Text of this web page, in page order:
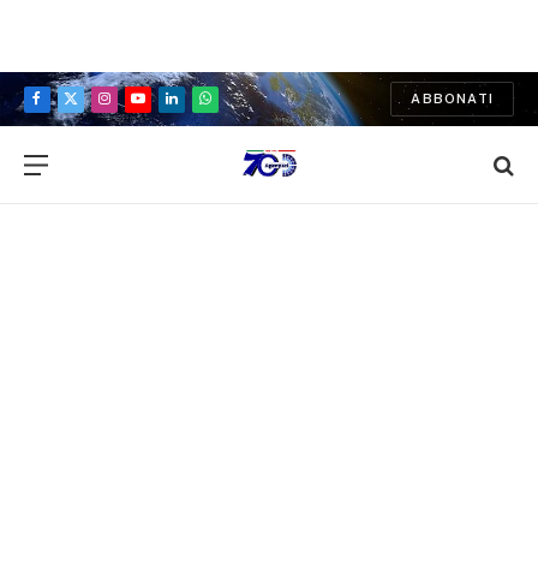
Facebook
X
Instagram
YouTubeLinkedInWhatsApp
ABBONATI